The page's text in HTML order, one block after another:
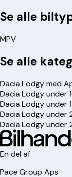
Se alle
MPV
Se alle
Dacia Lodgy med
Dacia Lodgy under
Dacia Lodgy under
Dacia Lodgy under
Dacia Lodgy under
En del af
Pace Group Aps